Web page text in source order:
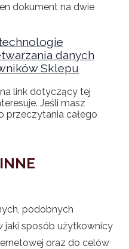
dokument na dwie
danych
Sklepu
link dotyczący tej
Jeśli masz
przeczytania całego
podobnych
jaki sposób użytkownicy
oraz do celów